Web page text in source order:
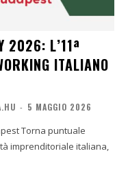
2026: L’11ª
ITALIANO
- 5 MAGGIO 2026
imprenditoriale italiana,